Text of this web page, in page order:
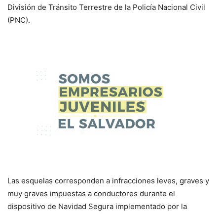
División de Tránsito Terrestre de la Policía Nacional Civil
(PNC).
Las esquelas corresponden a infracciones leves, graves y
muy graves impuestas a conductores durante el
dispositivo de Navidad Segura implementado por la